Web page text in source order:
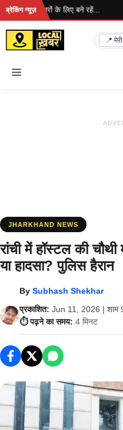
Skip
content
ब्रेकिंग न्यूज़
ताज़ा खबरों के लिए बने रहें...
Menu
JHARKHAND NEWS
रांची में हॉस्टल की चौथी
या हादसा? पुलिस हैरान
By Subhash Shekhar
प्रकाशित: Jun 11, 2026 | शाम
⏱️ पढ़ने का समय: 4 मिनट